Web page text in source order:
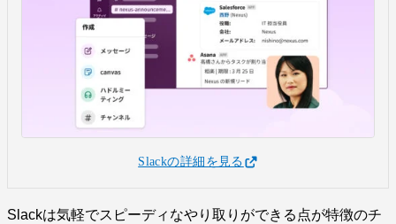
Slackの詳細を見る
Slackは気軽でスピーディなやり取りができる点が特徴のチ